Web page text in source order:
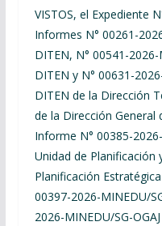
VISTOS, el Expediente
Informes N° 00261-
DITEN, N° 00541-
DITEN y N° 00631-
DITEN de la Dirección
de la Dirección
Informe N° 00385-
Unidad de Planificación
Planificación
00397-2026-MINEDU/
2026-MINEDU/SG-